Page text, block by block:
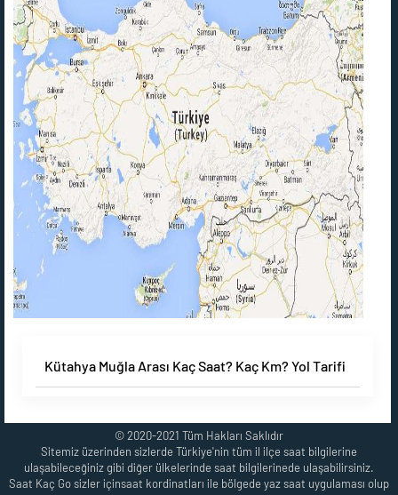
Kütahya Muğla Arası Kaç Saat? Kaç Km? Yol Tarifi
© 2020-2021 Tüm Hakları Saklıdır
Sitemiz üzerinden sizlerde Türkiye'nin tüm il ilçe saat bilgilerine
ulaşabileceğiniz gibi diğer ülkelerinde saat bilgilerinede ulaşabilirsiniz.
Saat Kaç Go sizler içinsaat kordinatları ile bölgede yaz saat uygulaması olup